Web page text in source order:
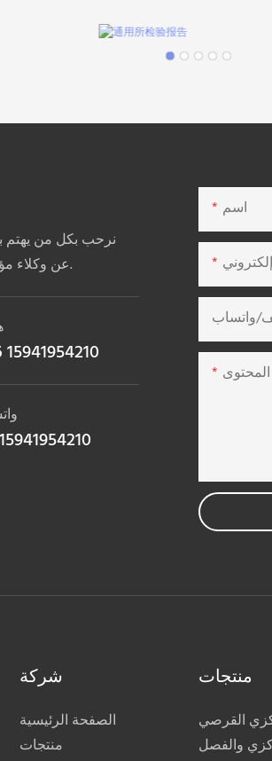
نرحب بكل من يهتم
عن وكلاء مؤهلين على مستوى العالم لتقديم خدمة أفضل وتسويق أعمق.
اسم
واتساب
المحتوى
شركة
الصفحة الرئيسية
منتجات
منتجات
القرصي
والفصل